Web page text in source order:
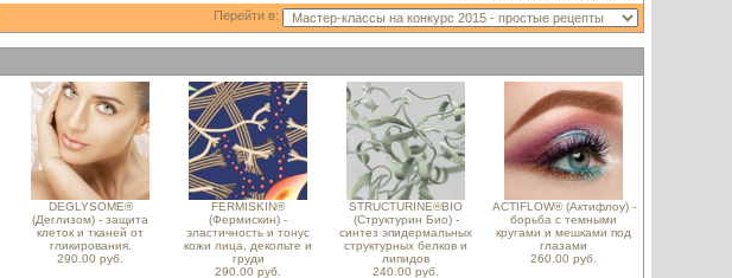
Перейти в:
DEGLYSOME®
(Деглизом) - защита
клеток и тканей от
гликирования.
290.00 руб.
FERMISKIN®
(Фермискин) -
эластичность и тонус
кожи лица, декольте и
груди
290.00 руб.
STRUCTURINE®BIO
(Структурин Био) -
синтез эпидермальных
структурных белков и
липидов
240.00 руб.
ACTIFLOW® (Актифлоу) -
борьба с темными
кругами и мешками под
глазами
260.00 руб.